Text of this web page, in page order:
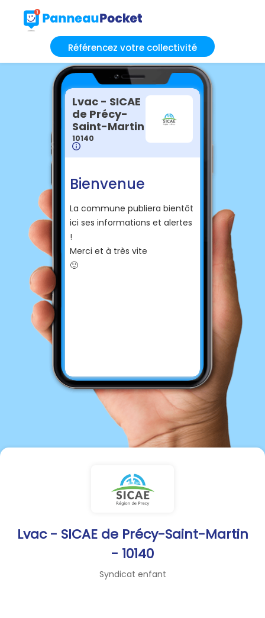
Référencez votre collectivité
Lvac - SICAE de Précy-Saint-Martin
- 10140
Syndicat enfant
Lvac - SICAE
de Précy-
Saint-Martin
10140
Bienvenue
La commune publiera bientôt
ici ses informations et alertes
!
Merci et à très vite
🙂